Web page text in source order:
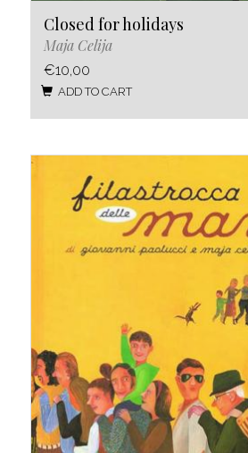
Closed for holidays
Maja Celija
€10,00
ADD TO CART